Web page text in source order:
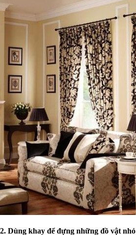
2. Dùng khay để đựng những đồ vật nhỏ